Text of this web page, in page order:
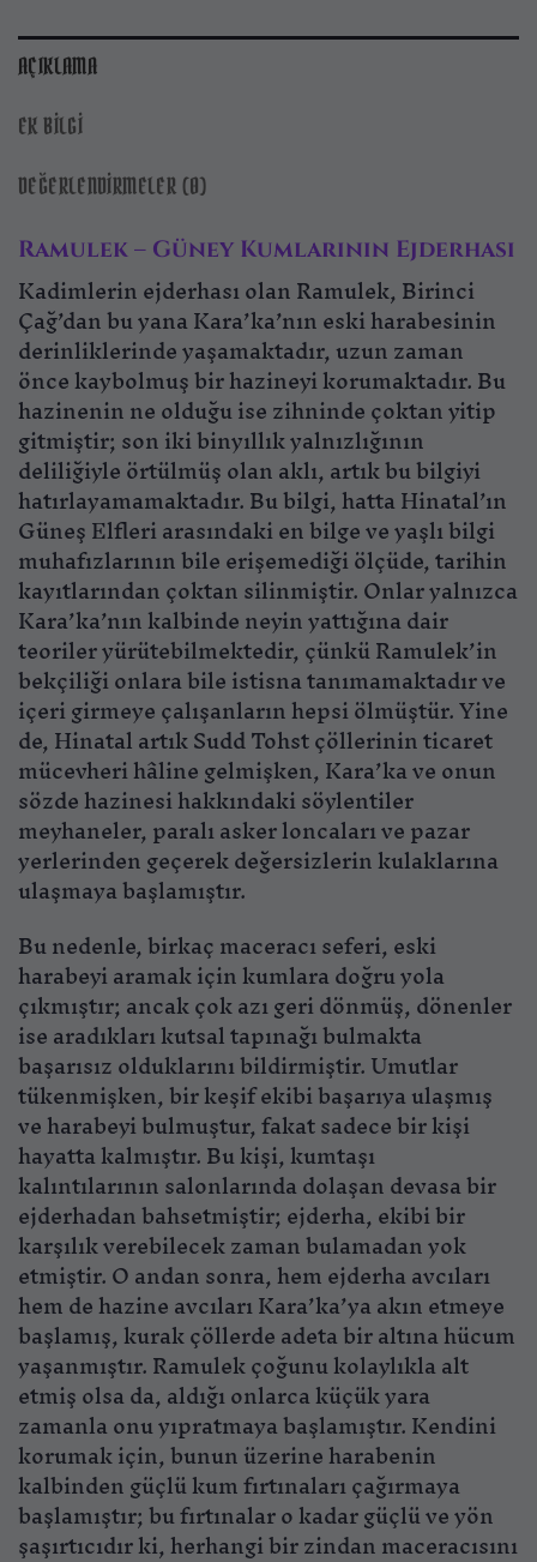
AÇIKLAMA
EK BILGI
DEĞERLENDIRMELER (0)
Ramulek – Güney Kumlarının Ejderhası
Kadimlerin ejderhası olan Ramulek, Birinci
Çağ’dan bu yana Kara’ka’nın eski harabesinin
derinliklerinde yaşamaktadır, uzun zaman
önce kaybolmuş bir hazineyi korumaktadır. Bu
hazinenin ne olduğu ise zihninde çoktan yitip
gitmiştir; son iki binyıllık yalnızlığının
deliliğiyle örtülmüş olan aklı, artık bu bilgiyi
hatırlayamamaktadır. Bu bilgi, hatta Hinatal’ın
Güneş Elfleri arasındaki en bilge ve yaşlı bilgi
muhafızlarının bile erişemediği ölçüde, tarihin
kayıtlarından çoktan silinmiştir. Onlar yalnızca
Kara’ka’nın kalbinde neyin yattığına dair
teoriler yürütebilmektedir, çünkü Ramulek’in
bekçiliği onlara bile istisna tanımamaktadır ve
içeri girmeye çalışanların hepsi ölmüştür. Yine
de, Hinatal artık Sudd Tohst çöllerinin ticaret
mücevheri hâline gelmişken, Kara’ka ve onun
sözde hazinesi hakkındaki söylentiler
meyhaneler, paralı asker loncaları ve pazar
yerlerinden geçerek değersizlerin kulaklarına
ulaşmaya başlamıştır.
Bu nedenle, birkaç maceracı seferi, eski
harabeyi aramak için kumlara doğru yola
çıkmıştır; ancak çok azı geri dönmüş, dönenler
ise aradıkları kutsal tapınağı bulmakta
başarısız olduklarını bildirmiştir. Umutlar
tükenmişken, bir keşif ekibi başarıya ulaşmış
ve harabeyi bulmuştur, fakat sadece bir kişi
hayatta kalmıştır. Bu kişi, kumtaşı
kalıntılarının salonlarında dolaşan devasa bir
ejderhadan bahsetmiştir; ejderha, ekibi bir
karşılık verebilecek zaman bulamadan yok
etmiştir. O andan sonra, hem ejderha avcıları
hem de hazine avcıları Kara’ka’ya akın etmeye
başlamış, kurak çöllerde adeta bir altına hücum
yaşanmıştır. Ramulek çoğunu kolaylıkla alt
etmiş olsa da, aldığı onlarca küçük yara
zamanla onu yıpratmaya başlamıştır. Kendini
korumak için, bunun üzerine harabenin
kalbinden güçlü kum fırtınaları çağırmaya
başlamıştır; bu fırtınalar o kadar güçlü ve yön
şaşırtıcıdır ki, herhangi bir zindan maceracısını